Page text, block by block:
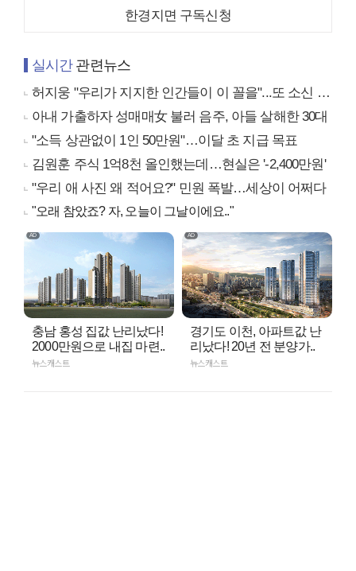
한경지면 구독신청
실시간관련뉴스
허지웅 "우리가 지지한 인간들이 이 꼴을"...또 소신 발언
아내 가출하자 성매매女 불러 음주, 아들 살해한 30대
"소득 상관없이 1인 50만원"…이달 초 지급 목표
김원훈 주식 1억8천 올인했는데…현실은 '-2,400만원'
"우리 애 사진 왜 적어요?" 민원 폭발…세상이 어쩌다
"오래 참았죠? 자, 오늘이 그날이에요.."
충남 홍성 집값 난리났다!
2000만원으로 내집 마련..
뉴스캐스트
경기도 이천, 아파트값 난
리났다! 20년 전 분양가..
뉴스캐스트